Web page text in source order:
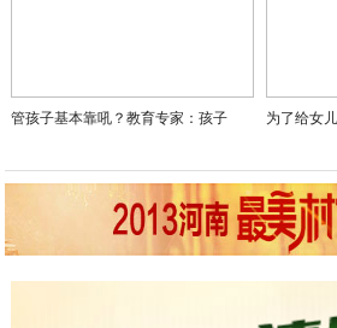
管孩子基本靠吼？教育专家：孩子 为了给女